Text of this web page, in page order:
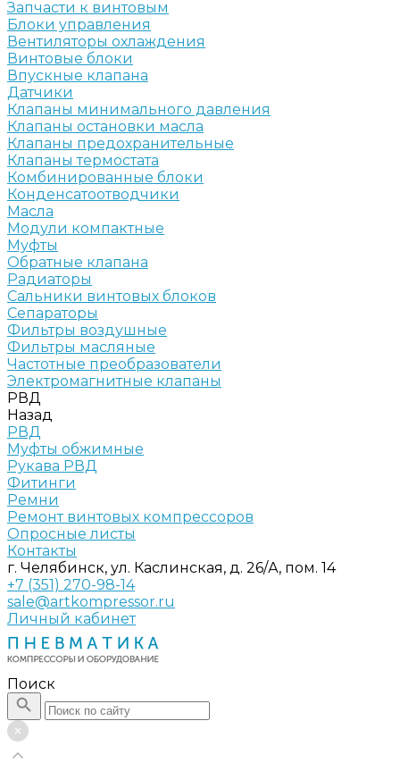
Запчасти к винтовым
Блоки управления
Вентиляторы охлаждения
Винтовые блоки
Впускные клапана
Датчики
Клапаны минимального давления
Клапаны остановки масла
Клапаны предохранительные
Клапаны термостата
Комбинированные блоки
Конденсатоотводчики
Масла
Модули компактные
Муфты
Обратные клапана
Радиаторы
Сальники винтовых блоков
Сепараторы
Фильтры воздушные
Фильтры масляные
Частотные преобразователи
Электромагнитные клапаны
РВД
Назад
РВД
Муфты обжимные
Рукава РВД
Фитинги
Ремни
Ремонт винтовых компрессоров
Опросные листы
Контакты
г. Челябинск, ул. Каслинская, д. 26/А, пом. 14
+7 (351) 270-98-14
sale@artkompressor.ru
Личный кабинет
Поиск